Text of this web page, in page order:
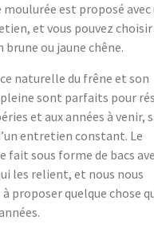
est proposé avec
et vous pouvez
ou jaune chêne.
naturelle du frêne et son
sont parfaits pour
et aux années à venir,
entretien constant. Le
fait sous forme de bacs
les relient, et nous nous
proposer quelque chose